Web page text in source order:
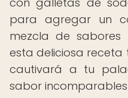
para agregar un
mezcla de sabores
esta deliciosa
cautivará a tu
sabor